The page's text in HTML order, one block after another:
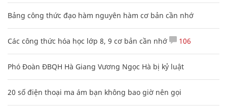
Bảng công thức đạo hàm nguyên hàm cơ bản cần nhớ
Các công thức hóa học lớp 8, 9 cơ bản cần nhớ 106
Phó Đoàn ĐBQH Hà Giang Vương Ngọc Hà bị kỷ luật
20 số điện thoại ma ám bạn không bao giờ nên gọi